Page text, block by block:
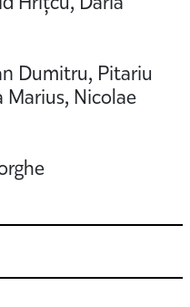
Dumitru, Pitariu
Marius, Nicolae